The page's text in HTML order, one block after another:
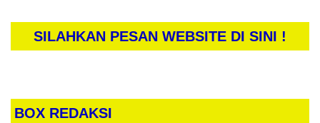
SILAHKAN PESAN WEBSITE DI SINI !
BOX REDAKSI